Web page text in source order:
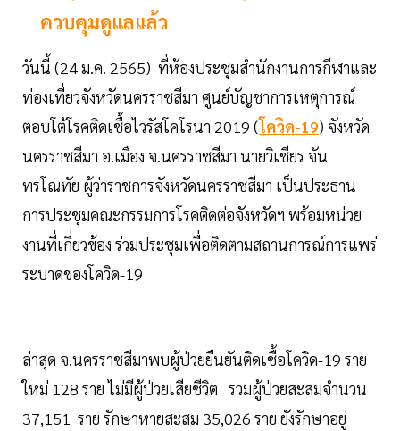
ควบคุมดูแลแล้ว
วันนี้ (24 ม.ค. 2565) ที่ห้องประชุมสำนักงานการกีฬาและ
ท่องเที่ยวจังหวัดนครราชสีมา ศูนย์บัญชาการเหตุการณ์
ตอบโต้โรคติดเชื้อไวรัสโคโรนา 2019 (โควิด-19) จังหวัด
นครราชสีมา อ.เมือง จ.นครราชสีมา นายวิเชียร จัน
ทรโณทัย ผู้ว่าราชการจังหวัดนครราชสีมา เป็นประธาน
การประชุมคณะกรรมการโรคติดต่อจังหวัดฯ พร้อมหน่วย
งานที่เกี่ยวข้อง ร่วมประชุมเพื่อติดตามสถานการณ์การแพร่
ระบาดของโควิด-19
ล่าสุด จ.นครราชสีมาพบผู้ป่วยยืนยันติดเชื้อโควิด-19 ราย
ใหม่ 128 ราย ไม่มีผู้ป่วยเสียชีวิต รวมผู้ป่วยสะสมจำนวน
37,151 ราย รักษาหายสะสม 35,026 ราย ยังรักษาอยู่